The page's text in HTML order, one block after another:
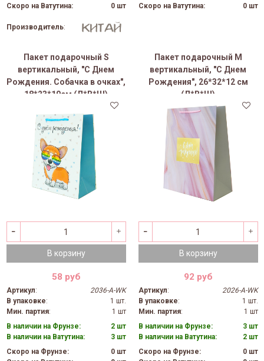
Скоро на Ватутина:
0 шт
Производитель:
Скоро на Ватутина:
0 шт
Пакет подарочный S
вертикальный, "С Днем
Рождения. Собачка в очках",
18*23*10см (Д*В*Ш)
В корзину
58 руб
Артикул:
2036-A-WK
В упаковке:
1 шт.
Мин. партия:
1 шт
В наличии на Фрунзе:
2 шт
В наличии на Ватутина:
3 шт
Скоро на Фрунзе:
0 шт
Пакет подарочный M
вертикальный, "С Днем
Рождения", 26*32*12 см
(Д*В*Ш)
В корзину
92 руб
Артикул:
2026-A-WK
В упаковке:
1 шт.
Мин. партия:
1 шт
В наличии на Фрунзе:
3 шт
В наличии на Ватутина:
2 шт
Скоро на Фрунзе:
0 шт